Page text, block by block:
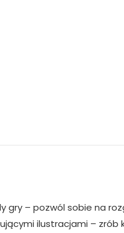
gry – pozwól sobie na
ilustracjami – zrób